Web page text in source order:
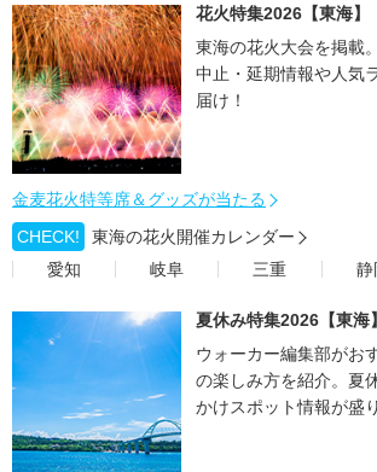
花火特集2026【東海】
東海の花火大会を掲載
中止・延期情報や人気
届け！
金麦花火特等席＆グッズが当たる
CHECK!
東海の花火開催カレンダー
愛知
岐阜 三重 静
夏休み特集2026【東海】
ウォーカー編集部がお
の楽しみ方を紹介。夏
かけスポット情報が盛